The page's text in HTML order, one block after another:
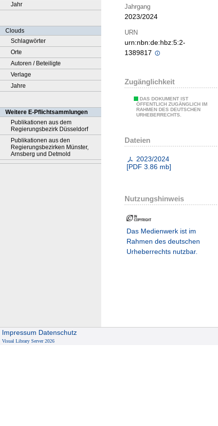
Jahr
Clouds
Schlagwörter
Orte
Autoren / Beteiligte
Verlage
Jahre
Weitere E-Pflichtsammlungen
Publikationen aus dem
Regierungsbezirk Düsseldorf
Publikationen aus den
Regierungsbezirken Münster,
Arnsberg und Detmold
Jahrgang
2023/2024
URN
urn:nbn:de:hbz:5:2-
1389817
Zugänglichkeit
DAS DOKUMENT IST
ÖFFENTLICH ZUGÄNGLICH IM
RAHMEN DES DEUTSCHEN
URHEBERRECHTS.
Dateien
2023/2024
[PDF 3.86 mb]
Nutzungshinweis
Das Medienwerk ist im
Rahmen des deutschen
Urheberrechts nutzbar.
Impressum Datenschutz
Visual Library Server 2026